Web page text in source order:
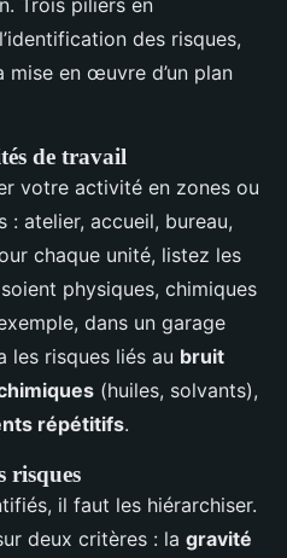
des risques,
mise en œuvre d’un plan
de travail
votre activité en zones ou
atelier, accueil, bureau,
chaque unité, listez les
physiques, chimiques
dans un garage
les risques liés au bruit
(huiles, solvants),
répétitifs.
risques
il faut les hiérarchiser.
deux critères : la gravité